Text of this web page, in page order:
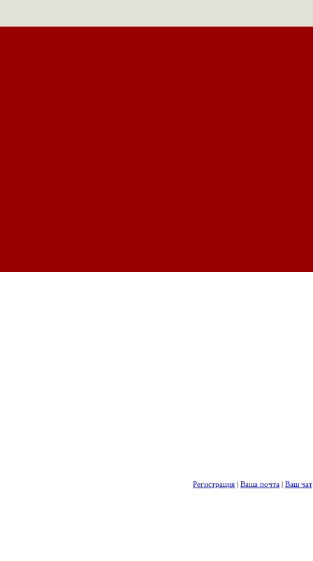
Регистрация | Ваша почта | Ваш чат